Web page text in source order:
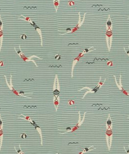
neues Glück:
Trends
bleiben